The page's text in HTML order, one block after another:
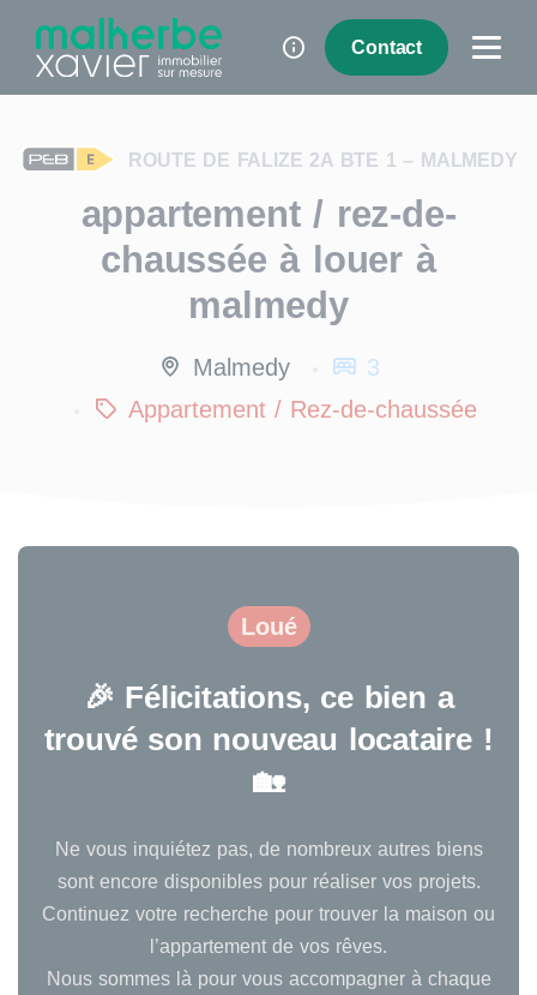
Contact
ROUTE DE FALIZE 2A BTE 1 – MALMEDY
appartement / rez-de-
chaussée à louer à
malmedy
Malmedy
3
Appartement / Rez-de-chaussée
Loué
🎉 Félicitations, ce bien a
trouvé son nouveau locataire !
🏡
Ne vous inquiétez pas, de nombreux autres biens
sont encore disponibles pour réaliser vos projets.
Continuez votre recherche pour trouver la maison ou
l’appartement de vos rêves.
Nous sommes là pour vous accompagner à chaque
Panneau de gestion des cookies